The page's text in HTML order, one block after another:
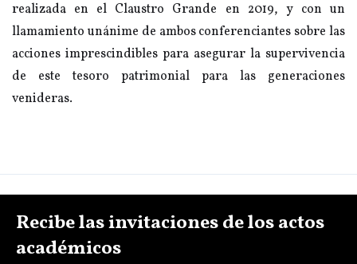
realizada en el Claustro Grande en 2019, y con un
llamamiento unánime de ambos conferenciantes sobre las
acciones imprescindibles para asegurar la supervivencia
de este tesoro patrimonial para las generaciones
venideras.
Recibe las invitaciones de los actos
académicos